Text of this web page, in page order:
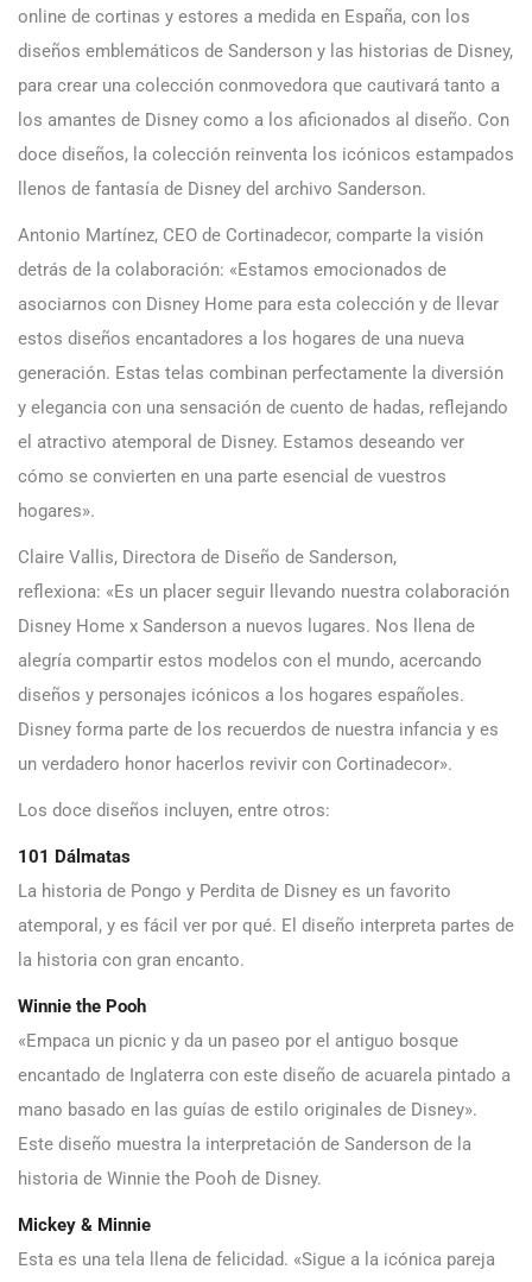
online de cortinas y estores a medida en España, con los
diseños emblemáticos de Sanderson y las historias de Disney,
para crear una colección conmovedora que cautivará tanto a
los amantes de Disney como a los aficionados al diseño. Con
doce diseños, la colección reinventa los icónicos estampados
llenos de fantasía de Disney del archivo Sanderson.
Antonio Martínez, CEO de Cortinadecor, comparte la visión
detrás de la colaboración: «Estamos emocionados de
asociarnos con Disney Home para esta colección y de llevar
estos diseños encantadores a los hogares de una nueva
generación. Estas telas combinan perfectamente la diversión
y elegancia con una sensación de cuento de hadas, reflejando
el atractivo atemporal de Disney. Estamos deseando ver
cómo se convierten en una parte esencial de vuestros
hogares».
Claire Vallis, Directora de Diseño de Sanderson,
reflexiona: «Es un placer seguir llevando nuestra colaboración
Disney Home x Sanderson a nuevos lugares. Nos llena de
alegría compartir estos modelos con el mundo, acercando
diseños y personajes icónicos a los hogares españoles.
Disney forma parte de los recuerdos de nuestra infancia y es
un verdadero honor hacerlos revivir con Cortinadecor».
Los doce diseños incluyen, entre otros:
101 Dálmatas
La historia de Pongo y Perdita de Disney es un favorito
atemporal, y es fácil ver por qué. El diseño interpreta partes de
la historia con gran encanto.
Winnie the Pooh
«Empaca un picnic y da un paseo por el antiguo bosque
encantado de Inglaterra con este diseño de acuarela pintado a
mano basado en las guías de estilo originales de Disney».
Este diseño muestra la interpretación de Sanderson de la
historia de Winnie the Pooh de Disney.
Mickey & Minnie
Esta es una tela llena de felicidad. «Sigue a la icónica pareja